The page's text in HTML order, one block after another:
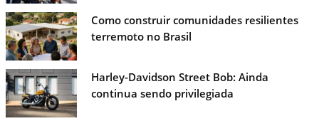
Como construir comunidades resilientes
terremoto no Brasil
Harley-Davidson Street Bob: Ainda
continua sendo privilegiada